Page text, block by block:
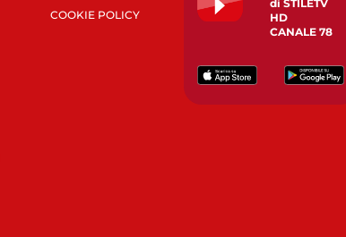
COOKIE POLICY
di STILETV
HD
CANALE 78